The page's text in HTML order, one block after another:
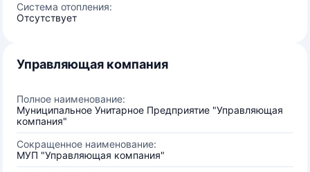
Система отопления:
Отсутствует
Управляющая компания
Полное наименование:
Муниципальное Унитарное Предприятие "Управляющая
компания"
Сокращенное наименование:
МУП "Управляющая компания"